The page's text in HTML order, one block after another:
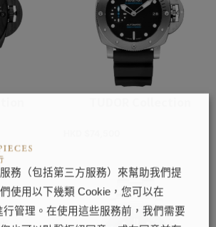
務（包括第三方服務）來幫助我們提
使用以下幾類 Cookie，您可以在
行管理。在使用這些服務前，我們需要